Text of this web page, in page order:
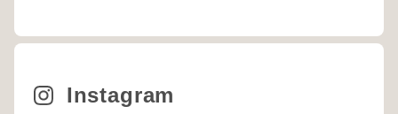
Instagram